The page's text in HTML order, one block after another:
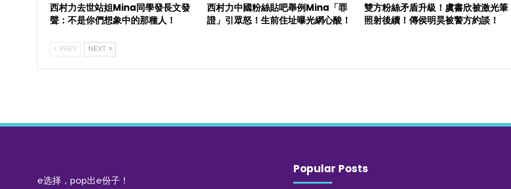
西村力去世站姐Mina同學發長文發
聲：不是你們想象中的那種人！
西村力中國粉絲貼吧舉例Mina「罪
證」引眾怒！生前住址曝光網心酸！
雙方粉絲矛盾升級！虞書欣被激光筆
照射後續！傳侯明昊被警方約談！
PREV NEXT
e选择，pop出e份子！
Popular Posts